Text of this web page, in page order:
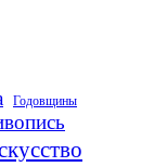
Годовщины